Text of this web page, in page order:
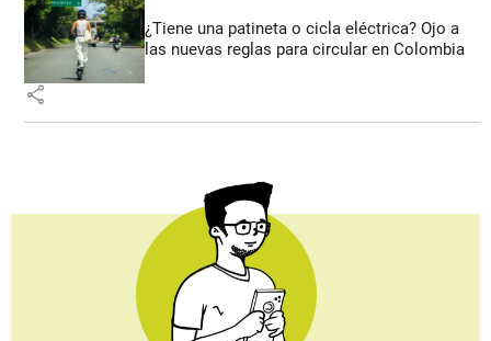
¿Tiene una patineta o cicla eléctrica? Ojo a
las nuevas reglas para circular en Colombia
share